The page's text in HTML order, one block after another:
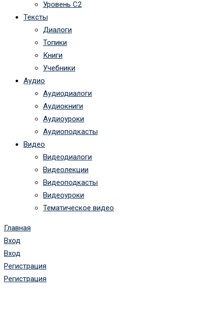
Уровень C2
Тексты
Диалоги
Топики
Книги
Учебники
Аудио
Аудиодиалоги
Аудиокниги
Аудиоуроки
Аудиоподкасты
Видео
Видеодиалоги
Видеолекции
Видеоподкасты
Видеоуроки
Тематическое видео
Главная
Вход
Вход
Регистрация
Регистрация